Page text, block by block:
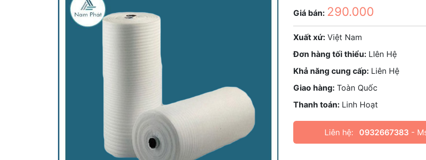
Giá bán: 290.000
Xuất xứ: Việt Nam
Đơn hàng tối thiểu: LIên Hệ
Khả năng cung cấp: Liên Hệ
Giao hàng: Toàn Quốc
Thanh toán: Linh Hoạt
Liên hệ: 0932667383 -